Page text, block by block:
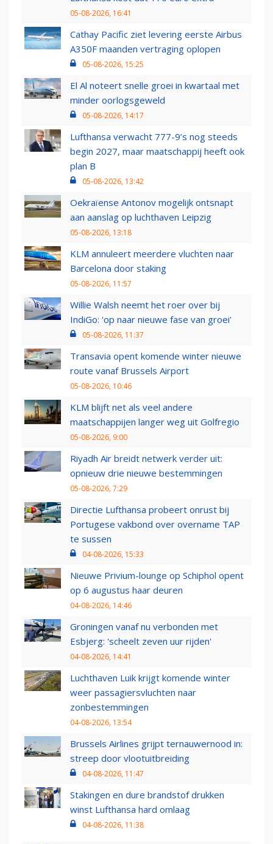
05-08-2026, 16:41
Cathay Pacific ziet levering eerste Airbus
A350F maanden vertraging oplopen
05-08-2026, 15:25
El Al noteert snelle groei in kwartaal met
minder oorlogsgeweld
05-08-2026, 14:17
Lufthansa verwacht 777-9’s nog steeds
begin 2027, maar maatschappij heeft ook
plan B
05-08-2026, 13:42
Oekraïense Antonov mogelijk ontsnapt
aan aanslag op luchthaven Leipzig
05-08-2026, 13:18
KLM annuleert meerdere vluchten naar
Barcelona door staking
05-08-2026, 11:57
Willie Walsh neemt het roer over bij
IndiGo: 'op naar nieuwe fase van groei'
05-08-2026, 11:37
Transavia opent komende winter nieuwe
route vanaf Brussels Airport
05-08-2026, 10:46
KLM blijft net als veel andere
maatschappijen langer weg uit Golfregio
05-08-2026, 9:00
Riyadh Air breidt netwerk verder uit:
opnieuw drie nieuwe bestemmingen
05-08-2026, 7:29
Directie Lufthansa probeert onrust bij
Portugese vakbond over overname TAP
te sussen
04-08-2026, 15:33
Nieuwe Privium-lounge op Schiphol opent
op 6 augustus haar deuren
04-08-2026, 14:46
Groningen vanaf nu verbonden met
Esbjerg: 'scheelt zeven uur rijden'
04-08-2026, 14:41
Luchthaven Luik krijgt komende winter
weer passagiersvluchten naar
zonbestemmingen
04-08-2026, 13:54
Brussels Airlines grijpt ternauwernood in:
streep door vlootuitbreiding
04-08-2026, 11:47
Stakingen en dure brandstof drukken
winst Lufthansa hard omlaag
04-08-2026, 11:38